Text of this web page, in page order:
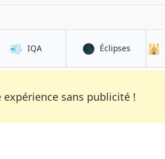
💨 IQAà Tulcán 🌑 Éclipsesà Tulcán
🕌
expérience sans publicité !